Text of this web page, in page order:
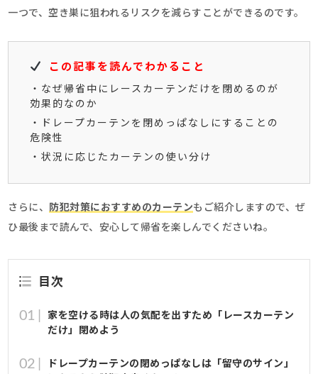
一つで、空き巣に狙われるリスクを減らすことができるのです。
この記事を読んでわかること
・なぜ帰省中にレースカーテンだけを閉めるのが
効果的なのか
・ドレープカーテンを閉めっぱなしにすることの
危険性
・状況に応じたカーテンの使い分け
さらに、 防犯対策に おすすめのカーテンもご紹介しますので、ぜ
ひ最後まで読んで、安心して帰省を楽しんでくださいね。
目次
家を空ける時は人の気配を出すため「レースカーテン
だけ」閉めよう
ドレープカーテンの閉めっぱなしは「留守のサイン」